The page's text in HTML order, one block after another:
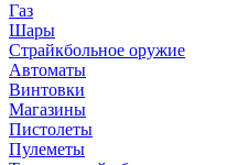
Газ
Шары
Страйкбольное оружие
Автоматы
Винтовки
Магазины
Пистолеты
Пулеметы